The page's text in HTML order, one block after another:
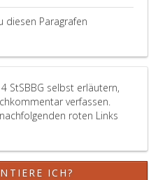
diesen Paragrafen
StSBBG selbst erläutern,
verfassen.
roten Links
ICH?